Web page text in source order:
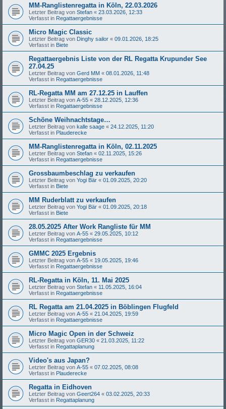
MM-Ranglistenregatta in Köln, 22.03.2026
Letzter Beitrag von Stefan « 23.03.2026, 12:33
Verfasst in Regattaergebnisse
Micro Magic Classic
Letzter Beitrag von Dinghy sailor « 09.01.2026, 18:25
Verfasst in Biete
Regattaergebnis Liste von der RL Regatta Krupunder See
27.04.25
Letzter Beitrag von Gerd MM « 08.01.2026, 11:48
Verfasst in Regattaergebnisse
RL-Regatta MM am 27.12.25 in Lauffen
Letzter Beitrag von A-55 « 28.12.2025, 12:36
Verfasst in Regattaergebnisse
Schöne Weihnachtstage…
Letzter Beitrag von kalle saage « 24.12.2025, 11:20
Verfasst in Plauderecke
MM-Ranglistenregatta in Köln, 02.11.2025
Letzter Beitrag von Stefan « 02.11.2025, 15:26
Verfasst in Regattaergebnisse
Grossbaumbeschlag zu verkaufen
Letzter Beitrag von Yogi Bär « 01.09.2025, 20:20
Verfasst in Biete
MM Ruderblatt zu verkaufen
Letzter Beitrag von Yogi Bär « 01.09.2025, 20:18
Verfasst in Biete
28.05.2025 After Work Rangliste für MM
Letzter Beitrag von A-55 « 29.05.2025, 10:12
Verfasst in Regattaergebnisse
GMMC 2025 Ergebnis
Letzter Beitrag von A-55 « 19.05.2025, 19:46
Verfasst in Regattaergebnisse
RL-Regatta in Köln, 11. Mai 2025
Letzter Beitrag von Stefan « 11.05.2025, 16:04
Verfasst in Regattaergebnisse
RL Regatta am 21.04.2025 in Böblingen Flugfeld
Letzter Beitrag von A-55 « 21.04.2025, 19:59
Verfasst in Regattaergebnisse
Micro Magic Open in der Schweiz
Letzter Beitrag von GER30 « 21.03.2025, 11:22
Verfasst in Regattaplanung
Video's aus Japan?
Letzter Beitrag von A-55 « 07.02.2025, 08:08
Verfasst in Plauderecke
Regatta in Eidhoven
Letzter Beitrag von Geert264 « 03.02.2025, 20:33
Verfasst in Regattaplanung